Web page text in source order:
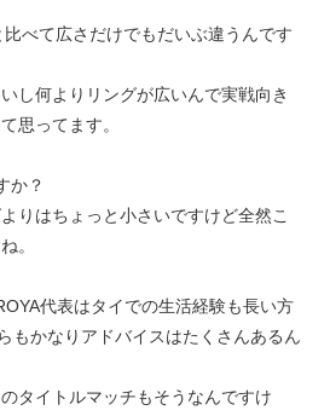
べて広さだけでもだいぶ違うんです
し何よりリングが広いんで実戦向き
思ってます。
か？
りはちょっと小さいですけど全然こ
。
代表はタイでの生活経験も長い方
もかなりアドバイスはたくさんあるん
タイトルマッチもそうなんですけ